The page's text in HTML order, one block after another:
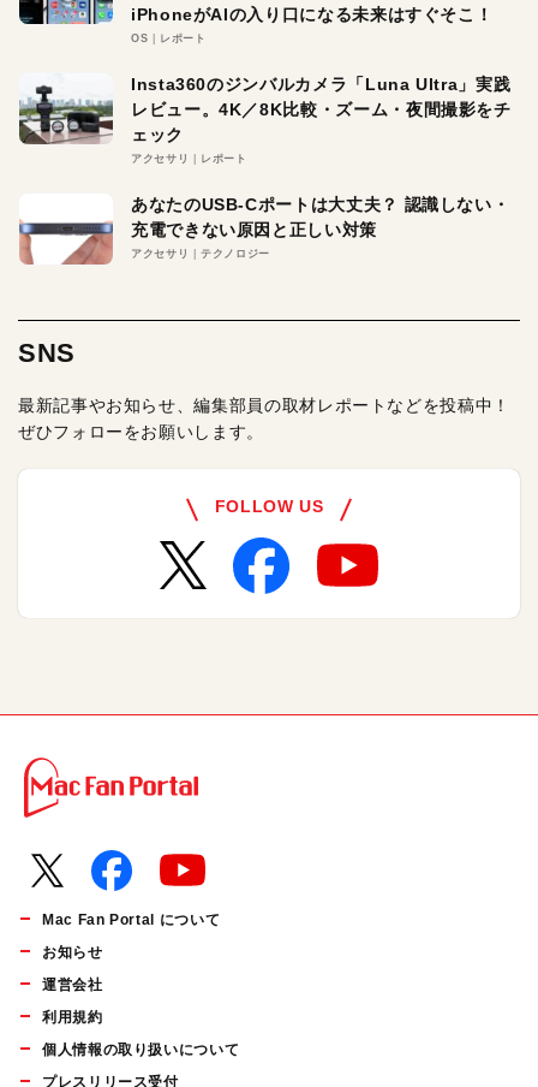
iPhoneがAIの入り口になる未来はすぐそこ！
OS レポート
Insta360のジンバルカメラ「Luna Ultra」実践
レビュー。4K／8K比較・ズーム・夜間撮影をチ
ェック
アクセサリ レポート
あなたのUSB-Cポートは大丈夫？ 認識しない・
充電できない原因と正しい対策
アクセサリ テクノロジー
SNS
最新記事やお知らせ、編集部員の取材レポートなどを投稿中！
ぜひフォローをお願いします。
FOLLOW US
Mac Fan Portal について
お知らせ
運営会社
利用規約
個人情報の取り扱いについて
プレスリリース受付